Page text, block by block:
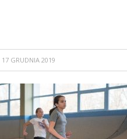
17 GRUDNIA 2019